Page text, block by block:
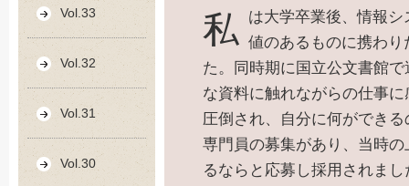
Vol.33
Vol.32
Vol.31
Vol.30
私は大学卒業後、情報システム開発や監査の仕事に就いていました。しかし、歴史的価 値のあるものに携わ
た。同時期に国立公文書館
な資料に触れながらの仕事
圧倒され、自分に何ができ
専門員の募集があり、当時
るならと応募し採用されま